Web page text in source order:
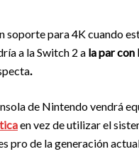
para 4K cuando
a la Switch 2 a la par con
.
de Nintendo vendrá
en vez de utilizar el
pro de la generación